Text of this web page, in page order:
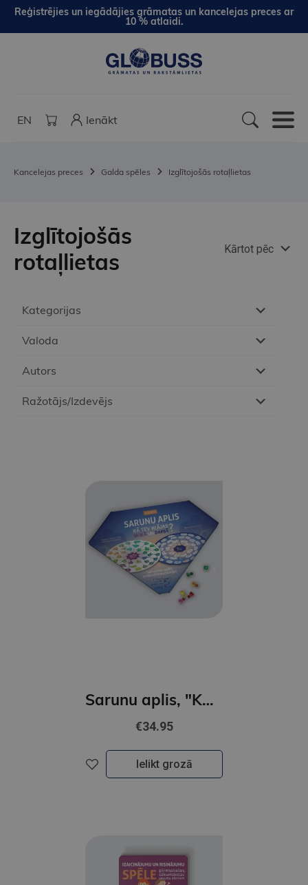
Reģistrējies un iegādājies grāmatas un kancelejas preces ar
10 % atlaidi.
EN Ienākt
Kancelejas preces Galda spēles Izglītojošās rotaļlietas
Kategorijas
Valoda
Autors
Ražotājs/Izdevējs
Izglītojošās
rotaļlietas
Kārtot pēc
Sarunu aplis, "Kā tev klājas skolā un darbā?"
€34.95
Ielikt grozā